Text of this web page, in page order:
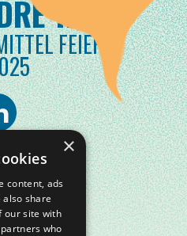
TAG
FEIERN
×
content, ads
share
our site with
who